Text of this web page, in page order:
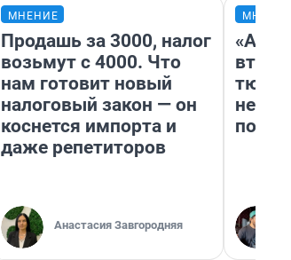
МНЕНИЕ
Продашь за 3000, налог
возьмут с 4000. Что
нам готовит новый
налоговый закон — он
коснется импорта и
даже репетиторов
Анастасия Завгородняя